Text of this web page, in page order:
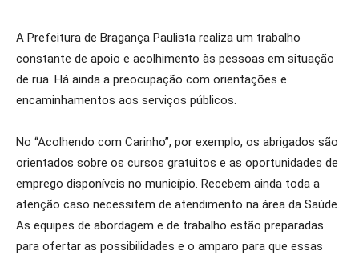
A Prefeitura de Bragança Paulista realiza um trabalho
constante de apoio e acolhimento às pessoas em situação
de rua. Há ainda a preocupação com orientações e
encaminhamentos aos serviços públicos.
No “Acolhendo com Carinho”, por exemplo, os abrigados são
orientados sobre os cursos gratuitos e as oportunidades de
emprego disponíveis no município. Recebem ainda toda a
atenção caso necessitem de atendimento na área da Saúde.
As equipes de abordagem e de trabalho estão preparadas
para ofertar as possibilidades e o amparo para que essas